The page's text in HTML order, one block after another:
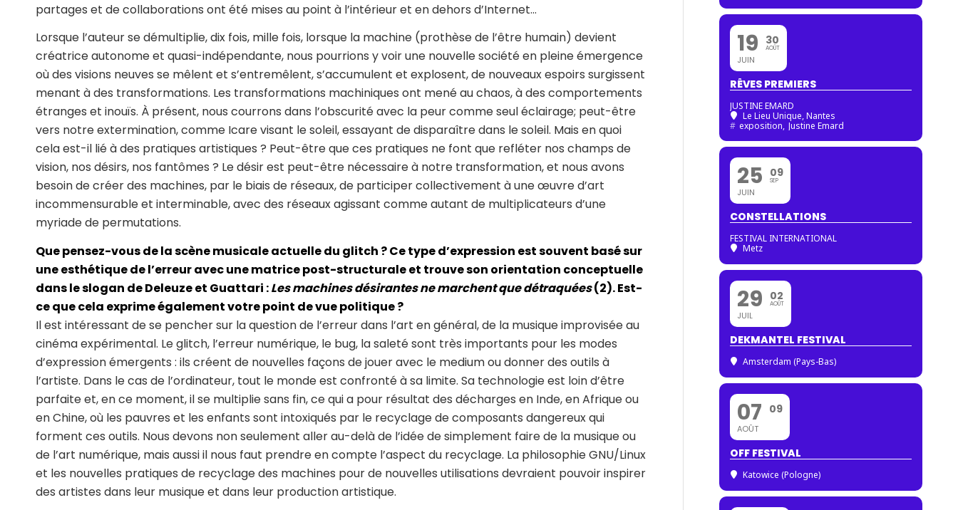
partages et de collaborations ont été mises au point à l’intérieur et en dehors d’Internet…
Lorsque l’auteur se démultiplie, dix fois, mille fois, lorsque la machine (prothèse de l’être humain) devient
créatrice autonome et quasi-indépendante, nous pourrions y voir une nouvelle société en pleine émergence
où des visions neuves se mêlent et s’entremêlent, s’accumulent et explosent, de nouveaux espoirs surgissent
menant à des transformations. Les transformations machiniques ont mené au chaos, à des comportements
étranges et inouïs. À présent, nous courrons dans l’obscurité avec la peur comme seul éclairage; peut-être
vers notre extermination, comme Icare visant le soleil, essayant de disparaître dans le soleil. Mais en quoi
cela est-il lié à des pratiques artistiques ? Peut-être que ces pratiques ne font que refléter nos champs de
vision, nos désirs, nos fantômes ? Le désir est peut-être nécessaire à notre transformation, et nous avons
besoin de créer des machines, par le biais de réseaux, de participer collectivement à une œuvre d’art
incommensurable et interminable, avec des réseaux agissant comme autant de multiplicateurs d’une
myriade de permutations.
Que pensez-vous de la scène musicale actuelle du glitch ? Ce type d’expression est souvent basé sur
une esthétique de l’erreur avec une matrice post-structurale et trouve son orientation conceptuelle
dans le slogan de Deleuze et Guattari :Les machines désirantes ne marchent que détraquées(2). Est-
ce que cela exprime également votre point de vue politique ?
Il est intéressant de se pencher sur la question de l’erreur dans l’art en général, de la musique improvisée au
cinéma expérimental. Le glitch, l’erreur numérique, le bug, la saleté sont très importants pour les modes
d’expression émergents : ils créent de nouvelles façons de jouer avec le medium ou donner des outils à
l’artiste. Dans le cas de l’ordinateur, tout le monde est confronté à sa limite. Sa technologie est loin d’être
parfaite et, en ce moment, il se multiplie sans fin, ce qui a pour résultat des décharges en Inde, en Afrique ou
en Chine, où les pauvres et les enfants sont intoxiqués par le recyclage de composants dangereux qui
forment ces outils. Nous devons non seulement aller au-delà de l’idée de simplement faire de la musique ou
de l’art numérique, mais aussi il nous faut prendre en compte l’aspect du recyclage. La philosophie GNU/Linux
et les nouvelles pratiques de recyclage des machines pour de nouvelles utilisations devraient pouvoir inspirer
des artistes dans leur musique et dans leur production artistique.
19
JUIN
30
AOÛT
RÊVES PREMIERS
JUSTINE EMARD
Le Lieu Unique, Nantes
# exposition, Justine Emard
25
JUIN
09
SEP
CONSTELLATIONS
FESTIVAL INTERNATIONAL
Metz
29
JUIL
02
AOÛT
DEKMANTEL FESTIVAL
Amsterdam (Pays-Bas)
07
AOÛT
09
OFF FESTIVAL
Katowice (Pologne)